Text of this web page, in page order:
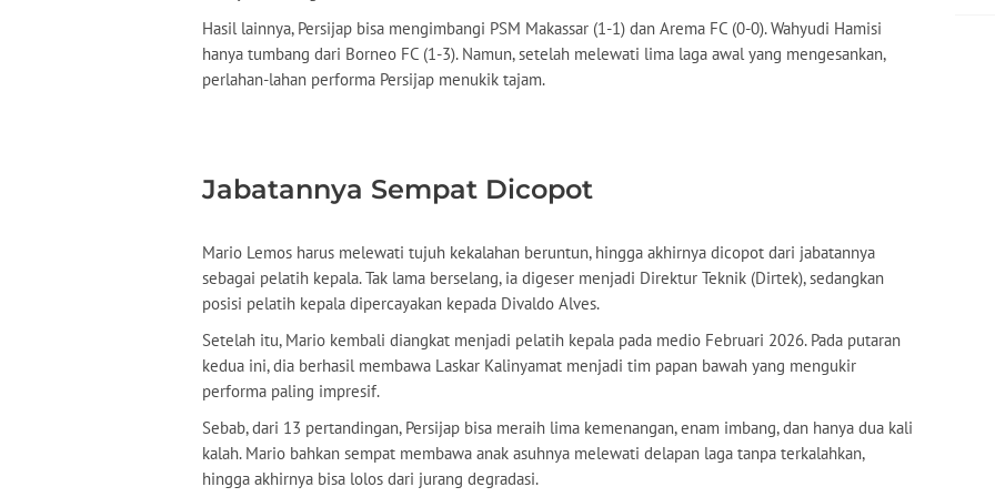
Hasil lainnya, Persijap bisa mengimbangi PSM Makassar (1-1) dan Arema FC (0-0). Wahyudi Hamisi
hanya tumbang dari Borneo FC (1-3). Namun, setelah melewati lima laga awal yang mengesankan,
perlahan-lahan performa Persijap menukik tajam.
Jabatannya Sempat Dicopot
Mario Lemos harus melewati tujuh kekalahan beruntun, hingga akhirnya dicopot dari jabatannya
sebagai pelatih kepala. Tak lama berselang, ia digeser menjadi Direktur Teknik (Dirtek), sedangkan
posisi pelatih kepala dipercayakan kepada Divaldo Alves.
Setelah itu, Mario kembali diangkat menjadi pelatih kepala pada medio Februari 2026. Pada putaran
kedua ini, dia berhasil membawa Laskar Kalinyamat menjadi tim papan bawah yang mengukir
performa paling impresif.
Sebab, dari 13 pertandingan, Persijap bisa meraih lima kemenangan, enam imbang, dan hanya dua kali
kalah. Mario bahkan sempat membawa anak asuhnya melewati delapan laga tanpa terkalahkan,
hingga akhirnya bisa lolos dari jurang degradasi.